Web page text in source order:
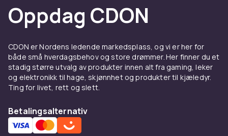
Oppdag CDON
CDON er Nordens ledende markedsplass, og vi er her for
både små hverdagsbehov og store drømmer. Her finner du et
stadig større utvalg av produkter innen alt fra gaming, leker
og elektronikk til hage, skjønnhet og produkter til kjæledyr.
Ting for livet, rett og slett.
Betalingsalternativ